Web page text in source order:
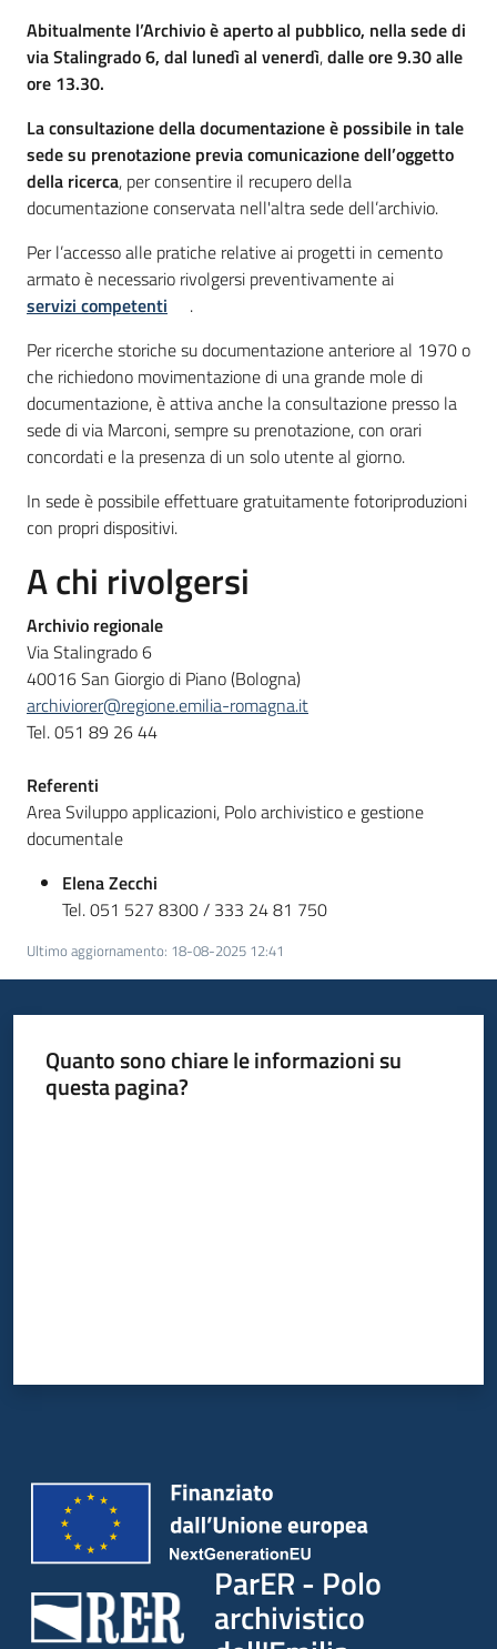
Abitualmente l’Archivio è aperto al pubblico, nella sede di
via Stalingrado 6, dal lunedì al venerdì,dalle ore 9.30 alle
ore 13.30.
La consultazione della documentazione è possibile in tale
sede su prenotazione previa comunicazione dell’oggetto
della ricerca, per consentire il recupero della
documentazione conservata nell'altra sede dell’archivio.
Per l’accesso alle pratiche relative ai progetti in cemento
armato è necessario rivolgersi preventivamente ai
servizi competenti
.
Per ricerche storiche su documentazione anteriore al 1970 o
che richiedono movimentazione di una grande mole di
documentazione, è attiva anche la consultazione presso la
sede di via Marconi, sempre su prenotazione, con orari
concordati e la presenza di un solo utente al giorno.
In sede è possibile effettuare gratuitamente fotoriproduzioni
con propri dispositivi.
A chi rivolgersi
Archivio regionale
Via Stalingrado 6
40016 San Giorgio di Piano (Bologna)
archiviorer@regione.emilia-romagna.it
Tel. 051 89 26 44
Referenti
Area Sviluppo applicazioni, Polo archivistico e gestione
documentale
Elena Zecchi
Tel. 051 527 8300 / 333 24 81 750
Ultimo aggiornamento: 18-08-2025 12:41
Quanto sono chiare le informazioni su
questa pagina?
ParER - Polo
archivistico